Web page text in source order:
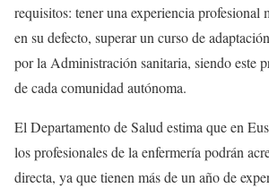
requisitos: tener una experiencia profesional
en su defecto, superar un curso de
por la Administración sanitaria, siendo este
de cada comunidad autónoma.
El Departamento de Salud estima que en
los profesionales de la enfermería podrán
directa, ya que tienen más de un año de